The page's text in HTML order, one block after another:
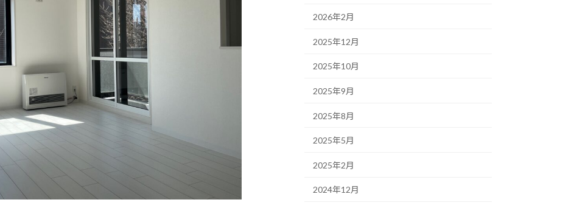
2026年2月
2025年12月
2025年10月
2025年9月
2025年8月
2025年5月
2025年2月
2024年12月